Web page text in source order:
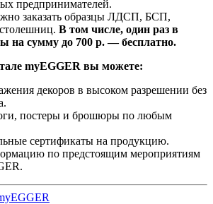
предпринимателей.
заказать образцы ЛДСП, БСП,
В том числе, один раз в
на сумму до 700 р. — бесплатно.
myEGGER вы можете:
декоров в высоком разрешении без
постеры и брошюры по любым
сертификаты на продукцию.
по предстоящим мероприятиям